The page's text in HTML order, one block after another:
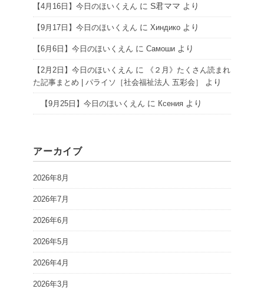
【4月16日】今日のほいくえん に S君ママ より
【9月17日】今日のほいくえん に Хиндико より
【6月6日】今日のほいくえん に Самоши より
【2月2日】今日のほいくえん に
《２月》たくさん読まれ
た記事まとめ | パライソ［社会福祉法人 五彩会］
より
【9月25日】今日のほいくえん に Ксения より
アーカイブ
2026年8月
2026年7月
2026年6月
2026年5月
2026年4月
2026年3月